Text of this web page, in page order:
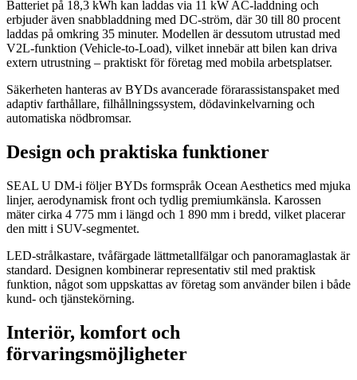
Batteriet på 18,3 kWh kan laddas via 11 kW AC-laddning och
erbjuder även snabbladdning med DC-ström, där 30 till 80 procent
laddas på omkring 35 minuter. Modellen är dessutom utrustad med
V2L-funktion (Vehicle-to-Load), vilket innebär att bilen kan driva
extern utrustning – praktiskt för företag med mobila arbetsplatser.
Säkerheten hanteras av BYDs avancerade förarassistanspaket med
adaptiv farthållare, filhållningssystem, dödavinkelvarning och
automatiska nödbromsar.
Design och praktiska funktioner
SEAL U DM-i följer BYDs formspråk Ocean Aesthetics med mjuka
linjer, aerodynamisk front och tydlig premiumkänsla. Karossen
mäter cirka 4 775 mm i längd och 1 890 mm i bredd, vilket placerar
den mitt i SUV-segmentet.
LED-strålkastare, tvåfärgade lättmetallfälgar och panoramaglastak är
standard. Designen kombinerar representativ stil med praktisk
funktion, något som uppskattas av företag som använder bilen i både
kund- och tjänstekörning.
Interiör, komfort och
förvaringsmöjligheter